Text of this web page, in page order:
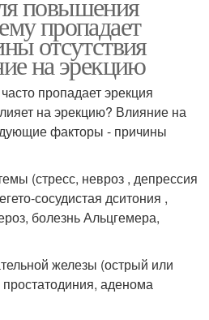
пропадает
отсутствия
на эрекцию
пропадает эрекция
на эрекцию? Влияние на
факторы - причины
(стресс, невроз , депрессия
сосудистая дситония ,
болезнь Альцгемера,
железы (острый или
простатодиния, аденома